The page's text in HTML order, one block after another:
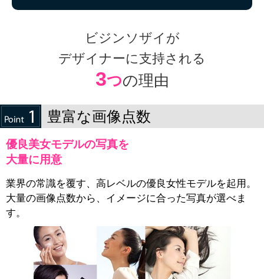
ビジンソザイが
デザイナーに支持される
3つの理由
豊富な画像点数
優良美女モデルの写真を
大量に用意
業界の常識を覆す、高レベルの優良女性モデルを起用。
大量の画像点数から、イメージに合った写真が選べま
す。